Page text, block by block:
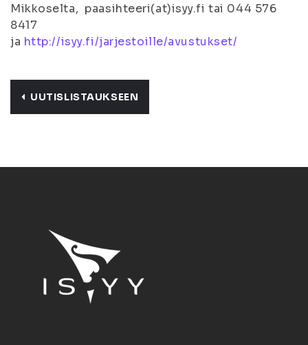
Mikkoselta, paasihteeri(at)isyy.fi tai 044 576
8417
ja http://isyy.fi/jarjestoille/avustukset/
UUTISLISTAUKSEEN